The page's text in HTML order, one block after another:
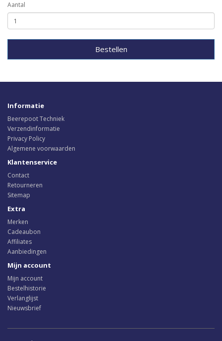
Aantal
Bestellen
Informatie
Beerepoot Techniek
Verzendinformatie
Privacy Policy
Algemene voorwaarden
Klantenservice
Contact
Retourneren
Sitemap
Extra
Merken
Cadeaubon
Affiliates
Aanbiedingen
Mijn account
Mijn account
Bestelhistorie
Verlanglijst
Nieuwsbrief